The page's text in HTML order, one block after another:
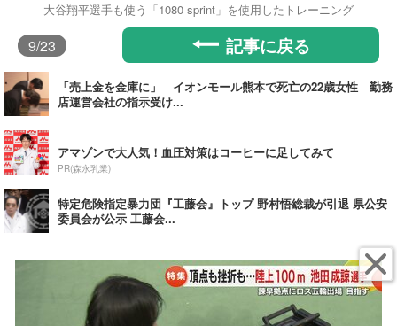
大谷翔平選手も使う「1080 sprint」を使用したトレーニング
9/23 記事に戻る
「売上金を金庫に」 イオンモール熊本で死亡の22歳女性 勤務
店運営会社の指示受け...
アマゾンで大人気！血圧対策はコーヒーに足してみて
PR(森永乳業)
特定危険指定暴力団『工藤会』トップ 野村悟総裁が引退 県公安
委員会が公示 工藤会...